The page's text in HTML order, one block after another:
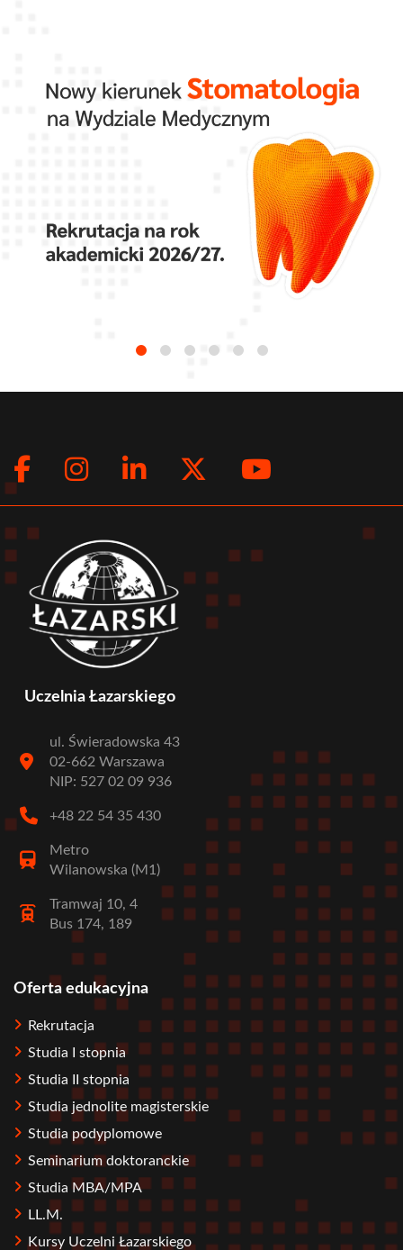
Social
menu
Facebook
Instagram
LinkedInTwitter
Uczelnia Łazarskiego
ul. Świeradowska 43
02-662 Warszawa
NIP: 527 02 09 936
+48 22 54 35 430
Metro
Wilanowska (M1)
Tramwaj 10, 4
Bus 174, 189
Stopka
Oferta edukacyjna
Rekrutacja
Studia I stopnia
Studia II stopnia
Studia jednolite magisterskie
Studia podyplomowe
Seminarium doktoranckie
Studia MBA/MPA
LL.M.
Kursy Uczelni Łazarskiego